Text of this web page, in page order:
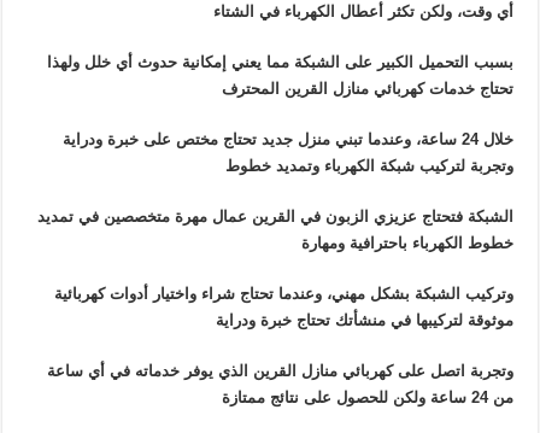
أي وقت، ولكن تكثر أعطال الكهرباء في الشتاء
بسبب التحميل الكبير على الشبكة مما يعني إمكانية حدوث أي خلل ولهذا
تحتاج خدمات كهربائي منازل القرين المحترف
خلال 24 ساعة، وعندما تبني منزل جديد تحتاج مختص على خبرة ودراية
وتجربة لتركيب شبكة الكهرباء وتمديد خطوط
الشبكة فتحتاج عزيزي الزبون في القرين عمال مهرة متخصصين في تمديد
خطوط الكهرباء باحترافية ومهارة
وتركيب الشبكة بشكل مهني، وعندما تحتاج شراء واختيار أدوات كهربائية
موثوقة لتركيبها في منشأتك تحتاج خبرة ودراية
وتجربة اتصل على كهربائي منازل القرين الذي يوفر خدماته في أي ساعة
من 24 ساعة ولكن للحصول على نتائج ممتازة